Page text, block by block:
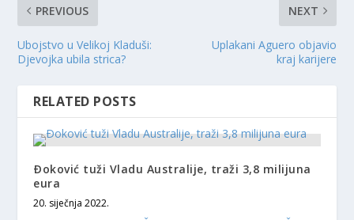
PREVIOUS
Ubojstvo u Velikoj Kladuši:
Djevojka ubila strica?
NEXT
Uplakani Aguero objavio
kraj karijere
RELATED POSTS
Ðoković tuži Vladu Australije, traži 3,8 milijuna
eura
20. siječnja 2022.